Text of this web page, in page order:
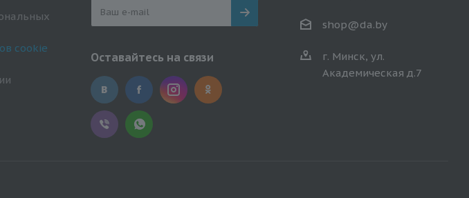
cookie
Оставайтесь на связи
shop@da.by
г. Минск, ул.
Академическая д.7